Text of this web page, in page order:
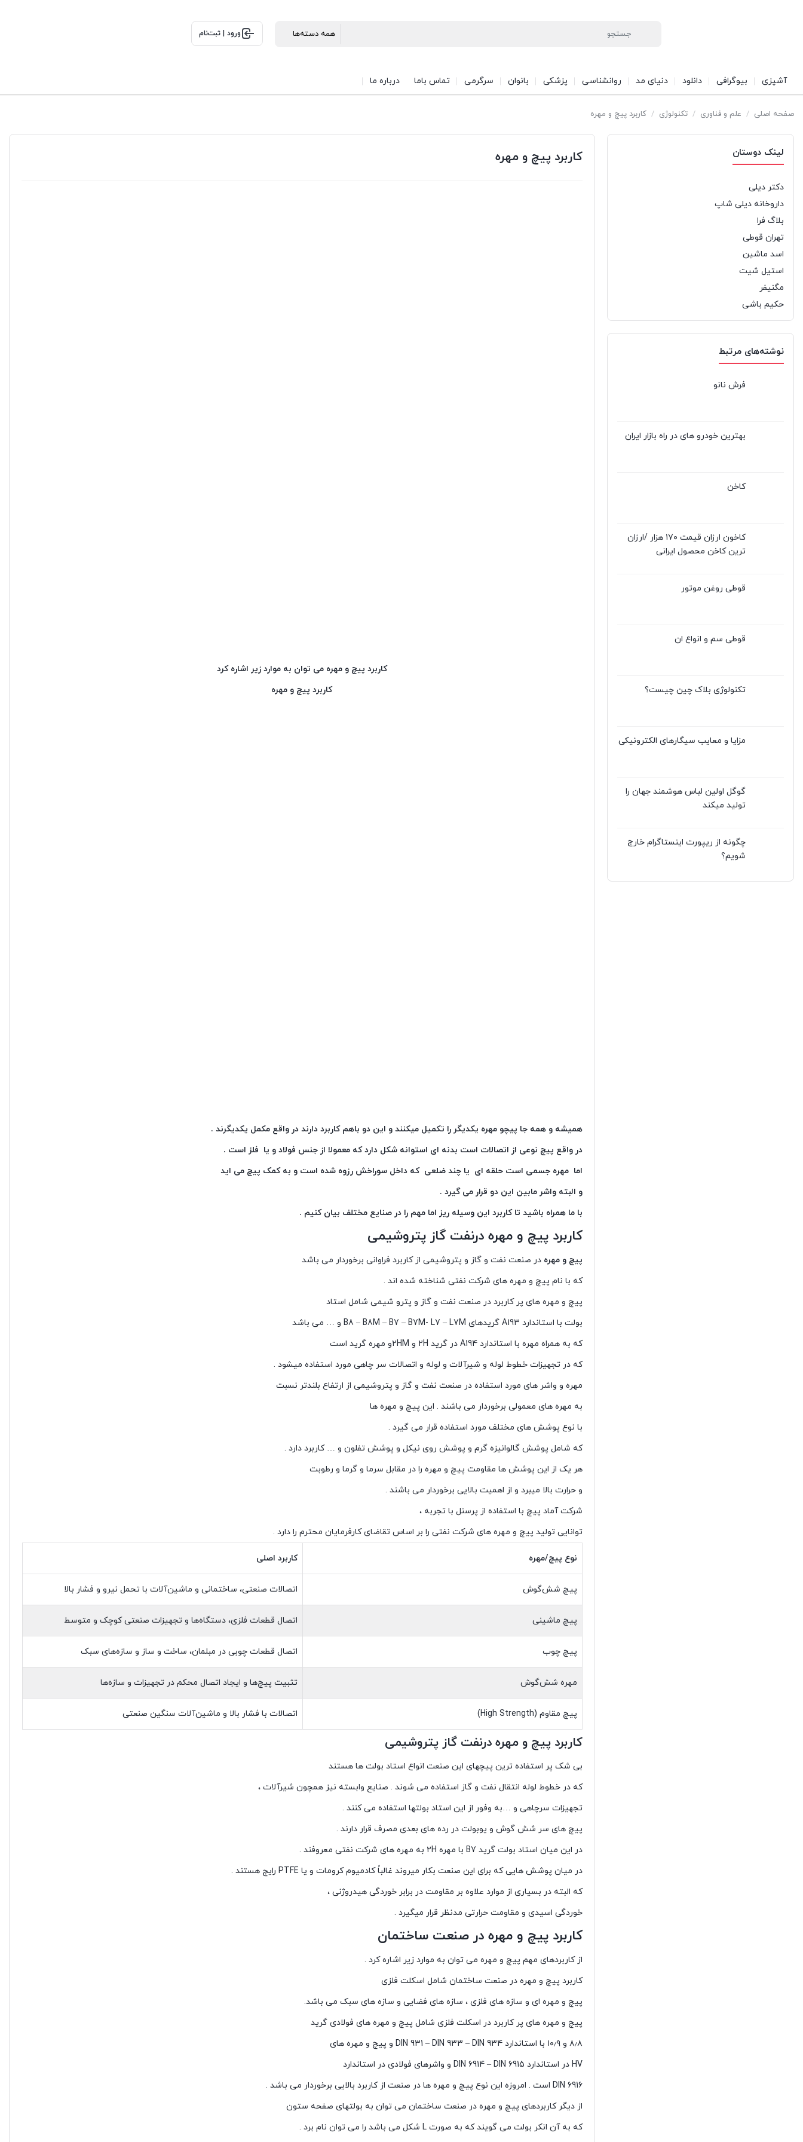
ورود | ثبت‌نام
آشپزی بیوگرافی دانلود دنیای مد روانشناسی پزشکی بانوان سرگرمی تماس باما درباره ما
صفحه اصلی / علم و فناوری / تکنولوژی / کاربرد پیچ و مهره
لینک دوستان
دکتر دیلی
داروخانه دیلی شاپ
بلاگ فرا
تهران قوطی
اسد ماشین
استیل شیت
مگنیفر
حکیم باشی
نوشته‌های مرتبط
فرش نانو
بهترین خودرو های در راه بازار ایران
کاخن
کاخون ارزان قیمت ۱۷۰ هزار /ارزان
ترین کاخن محصول ایرانی
قوطی روغن موتور
قوطی سم و انواع ان
تکنولوژی بلاک چین چیست؟
مزایا و معایب سیگارهای الکترونیکی
گوگل اولین لباس هوشمند جهان را
تولید میکند
چگونه از ریپورت اینستاگرام خارج
شویم؟
کاربرد پیچ و مهره
کاربرد پیچ و مهره می توان به موارد زیر اشاره کرد
کاربرد پیچ و مهره
همیشه و همه جا پیچو مهره یکدیگر را تکمیل میکنند و این دو باهم کاربرد دارند در واقع مکمل یکدیگرند .
در واقع پیچ نوعی از اتصالات است بدنه ای استوانه شکل دارد که معمولا از جنس فولاد و یا فلز است .
اما مهره جسمی است حلقه ای یا چند ضلعی که داخل سوراخش رزوه شده است و به کمک پیچ می اید
و البته واشر مابین این دو قرار می گیرد .
با ما همراه باشید تا کاربرد این وسیله ریز اما مهم را در صنایع مختلف بیان کنیم .
کاربرد پیچ و مهره درنفت گاز پتروشیمی
پیچ و مهرهدر صنعت نفت و گاز و پتروشیمی از کاربرد فراوانی برخوردار می باشد
که با نام پیچ و مهره های شرکت نفتی شناخته شده اند .
پیچ و مهره های پر کاربرد در صنعت نفت و گاز و پترو شیمی شامل استاد
بولت با استاندارد A193 گریدهای B8 – B8M – B7 – B7M- L7 – L7M و … می باشد
که به همراه مهره با استاندارد A194 در گرید ۲H و ۲HMو مهره گرید است
که در تجهیزات خطوط لوله و شیرآلات و لوله و اتصالات سر چاهی مورد استفاده میشود .
مهره و واشر های مورد استفاده در صنعت نفت و گاز و پتروشیمی از ارتفاع بلندتر نسبت
به مهره های معمولی برخوردار می باشند . این پیچ و مهره ها
با نوع پوشش های مختلف مورد استفاده قرار می گیرد .
که شامل پوشش گالوانیزه گرم و پوشش روی نیکل و پوشش تفلون و … کاربرد دارد .
هر یک از این پوشش ها مقاومت پیچ و مهره را در مقابل سرما و گرما و رطوبت
و حرارت بالا میبرد و از اهمیت بالایی برخوردار می باشند .
شرکت آماد پیچ با استفاده از پرسنل با تجربه ،
توانایی تولید پیچ و مهره های شرکت نفتی را بر اساس تقاضای کارفرمایان محترم را دارد .
نوع پیچ/مهره کاربرد اصلی
پیچ شش‌گوش اتصالات صنعتی، ساختمانی و ماشین‌آلات با تحمل نیرو و فشار بالا
پیچ ماشینی اتصال قطعات فلزی، دستگاه‌ها و تجهیزات صنعتی کوچک و متوسط
پیچ چوب اتصال قطعات چوبی در مبلمان، ساخت و ساز و سازه‌های سبک
مهره شش‌گوش تثبیت پیچ‌ها و ایجاد اتصال محکم در تجهیزات و سازه‌ها
پیچ مقاوم (High Strength) اتصالات با فشار بالا و ماشین‌آلات سنگین صنعتی
کاربرد پیچ و مهره درنفت گاز پتروشیمی
بی شک پر استفاده ترین پیچهای این صنعت انواع استاد بولت ها هستند
که در خطوط لوله انتقال نفت و گاز استفاده می شوند . صنایع وابسته نیز همچون شیرآلات ،
تجهیزات سرچاهی و …به وفور از این استاد بولتها استفاده می کنند .
پیچ های سر شش گوش و یوبولت در رده های بعدی مصرف قرار دارند .
در این میان استاد بولت گرید B7 با مهره ۲H به مهره های شرکت نفتی معروفند .
در میان پوشش هایی که برای این صنعت بکار میروند غالباً کادمیوم کرومات و یا PTFE رایج هستند .
که البته در بسیاری از موارد علاوه بر مقاومت در برابر خوردگی هیدروژنی ،
خوردگی اسیدی و مقاومت حرارتی مدنظر قرار میگیرد .
کاربرد پیچ و مهره در صنعت ساختمان
از کاربردهای مهم پیچ و مهره می توان به موارد زیر اشاره کرد .
کاربرد پیچ و مهره در صنعت ساختمان شامل اسکلت فلزی
پیچ و مهره ای و سازه های فلزی ، سازه های فضایی و سازه های سبک می باشد.
پیچ و مهره های پر کاربرد در اسکلت فلزی شامل پیچ و مهره های فولادی گرید
۸٫۸ و ۱۰٫۹ با استاندارد DIN 931 – DIN 933 – DIN 934 و پیچ و مهره های
HV در استاندارد DIN 6914 – DIN 6915 و واشرهای فولادی در استاندارد
DIN 6916 است . امروزه این نوع پیچ و مهره ها در صنعت از کاربرد بالایی برخوردار می باشد .
از دیگر کاربردهای پیچ و مهره در صنعت ساختمان می توان به بولتهای صفحه ستون
که به آن انکر بولت می گویند که به صورت L شکل می باشد را می توان نام برد .